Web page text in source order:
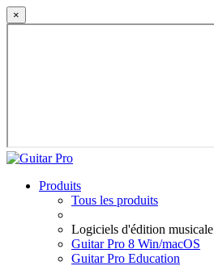
×
Produits
Tous les produits
Logiciels d'édition musicale
Guitar Pro 8 Win/macOS
Guitar Pro Education